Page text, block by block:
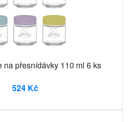
na přesnídávky 110 ml 6 ks
524 Kč